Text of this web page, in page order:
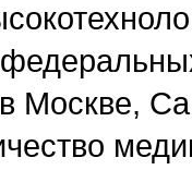
Москве,